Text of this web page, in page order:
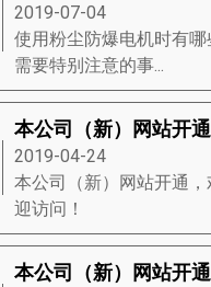
2019-07-04
使用粉尘防爆电机时有哪
需要特别注意的事...
2019-04-24
本公司（新）网站开通，
迎访问！